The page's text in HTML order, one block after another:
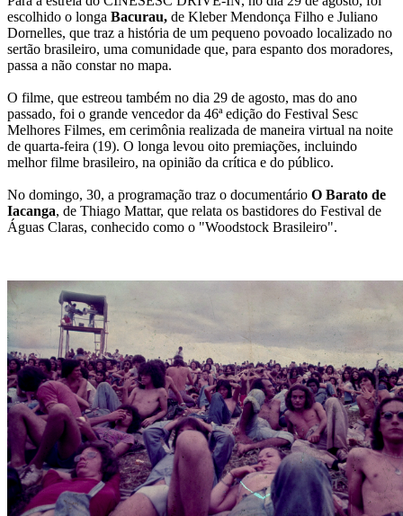
escolhido o longa Bacurau, de Kleber Mendonça Filho e Juliano
Dornelles, que traz a história de um pequeno povoado localizado no
sertão brasileiro, uma comunidade que, para espanto dos moradores,
passa a não constar no mapa.
O filme, que estreou também no dia 29 de agosto, mas do ano
passado, foi o grande vencedor da 46ª edição do Festival Sesc
Melhores Filmes, em cerimônia realizada de maneira virtual na noite
de quarta-feira (19). O longa levou oito premiações, incluindo
melhor filme brasileiro, na opinião da crítica e do público.
No domingo, 30, a programação traz o documentário O Barato de
Iacanga, de Thiago Mattar, que relata os bastidores do Festival de
Águas Claras, conhecido como o "Woodstock Brasileiro".